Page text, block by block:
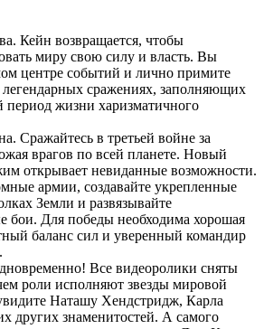
Кейн возвращается, чтобы
миру свою силу и власть. Вы
центре событий и лично примите
легендарных сражениях, заполняющих
период жизни харизматичного
Сражайтесь в третьей войне за
врагов по всей планете. Новый
открывает невиданные возможности.
армии, создавайте укрепленные
Земли и развязывайте
бои. Для победы необходима хорошая
баланс сил и уверенный командир
Все видеоролики сняты
роли исполняют звезды мировой
Наташу Хендстридж, Карла
других знаменитостей. А самого